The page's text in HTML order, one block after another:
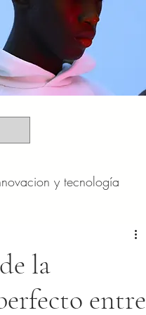
y tecnología
sociedad y entretenimiento
la
entre